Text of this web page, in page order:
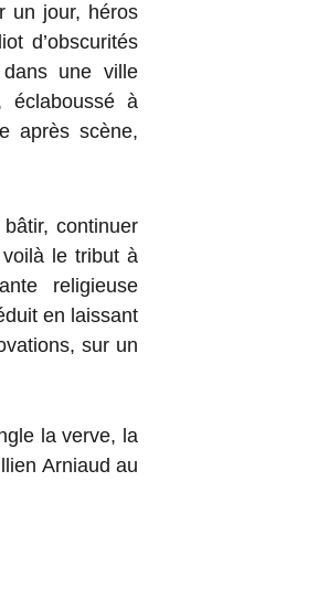
un jour, héros
d’obscurités
une ville
éclaboussé à
après scène,
continuer
le tribut à
religieuse
en laissant
sur un
la verve, la
Arniaud au